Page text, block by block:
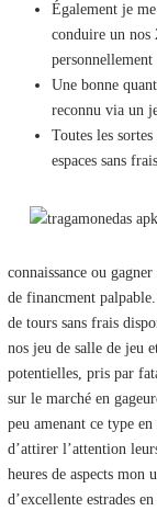
Également je
conduire un nos
Une bonne
reconnu via un
Toutes les
espaces sans
connaissance ou
de financment
de tours sans frais
nos jeu de salle de jeu
potentielles, pris par
sur le marché en
peu amenant ce type
d’attirer l’attention
heures de aspects
d’excellente estrades